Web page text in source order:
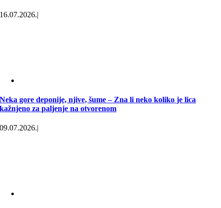
16.07.2026.|
Neka gore deponije, njive, šume – Zna li neko koliko je lica
kažnjeno za paljenje na otvorenom
09.07.2026.|